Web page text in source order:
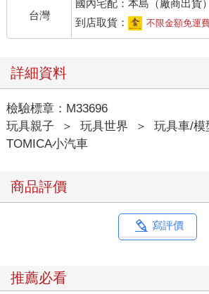
台灣
國內宅配：本島（廠商出貨）
到店取貨：
不限金額免運
詳細資料
檢驗標章：M33696
玩具親子
＞ 玩具世界 ＞ 玩具車/模
TOMICA小汽車
商品評價
寫評價
推薦必看